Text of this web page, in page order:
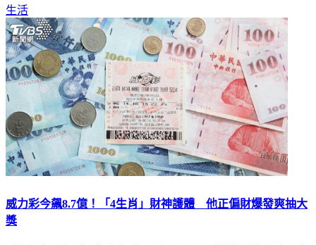
生活
威力彩今飆8.7億！「4生肖」財神護體 他正偏財爆發爽抽大
獎